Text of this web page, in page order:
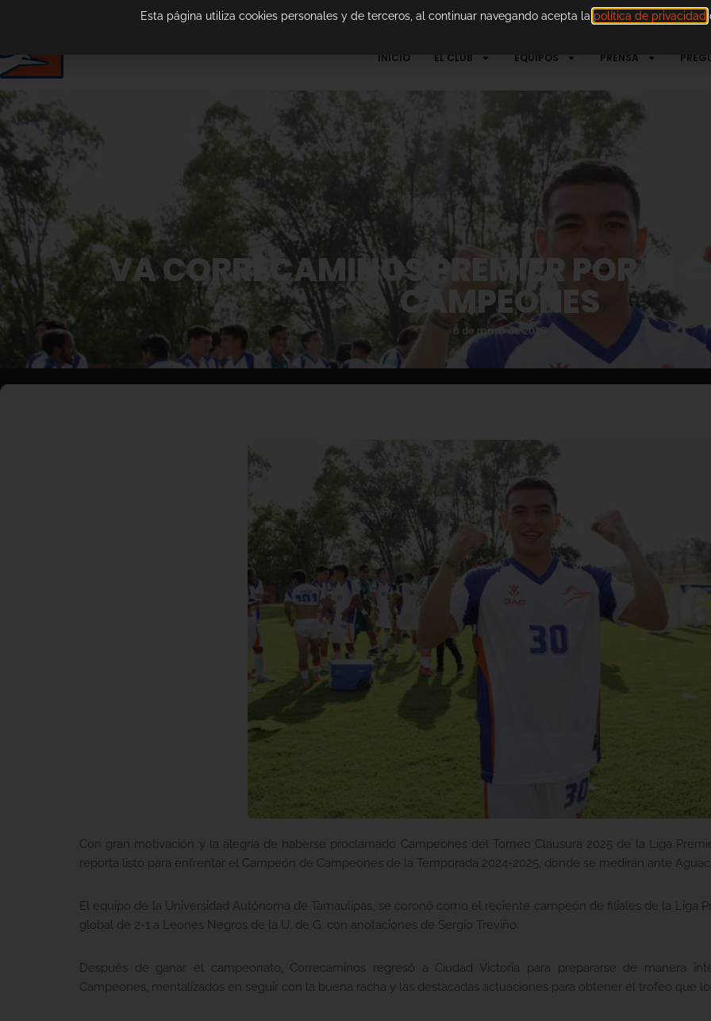
INICIO EL CLUB EQUIPOS PRENSA
VA CORRECAMINOS PREMIER POR EL
CAMPEONES
6 de mayo de 2025
Con gran motivación y la alegría de haberse proclamado Campeones del Torneo Clausura 2025 de la Liga
reporta listo para enfrentar el Campeón de Campeones de la Temporada 2024-2025, donde se medirán ante
El equipo de la Universidad Autónoma de Tamaulipas, se coronó como el reciente campeón de filiales de la Liga
global de 2-1 a Leones Negros de la U. de G. con anotaciones de Sergio Treviño.
Después de ganar el campeonato, Correcaminos regresó a Ciudad Victoria para prepararse de manera
Campeones, mentalizados en seguir con la buena racha y las destacadas actuaciones para obtener el trofeo que
Esta página utiliza cookies personales y de terceros, al continuar navegando acepta la política de privacidad